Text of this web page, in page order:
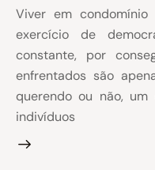
Viver em
exercício de
constante, por
enfrentados são
querendo ou não,
indivíduos